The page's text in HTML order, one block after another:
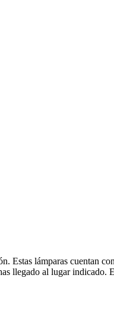
Estas lámparas cuentan
llegado al lugar